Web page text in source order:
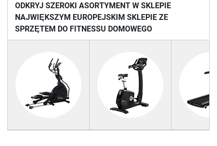
ODKRYJ SZEROKI ASORTYMENT W SKLEPIE
NAJWIĘKSZYM EUROPEJSKIM SKLEPIE ZE
SPRZĘTEM DO FITNESSU DOMOWEGO